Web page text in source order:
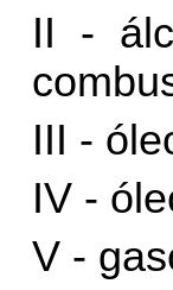
II -
III -
IV -
V -